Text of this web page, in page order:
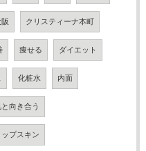
クリスティーナ本町
痩せる ダイエット
化粧水 内面
と向き合う
ップスキン